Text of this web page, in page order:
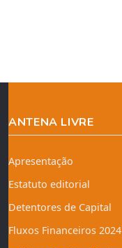
ANTENA LIVRE
Apresentação
Estatuto editorial
Detentores de Capital
Fluxos Financeiros 2024